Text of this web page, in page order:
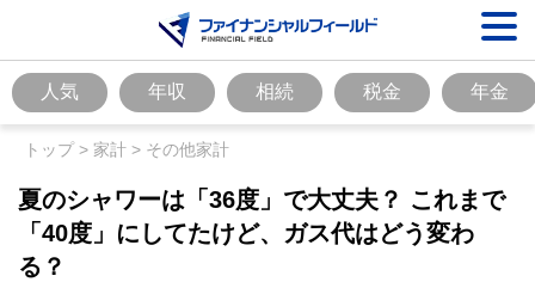
人気 年収 相続 税金 年金
トップ> 家計 > その他家計
夏のシャワーは「36度」で大丈夫？ これまで
「40度」にしてたけど、ガス代はどう変わ
る？